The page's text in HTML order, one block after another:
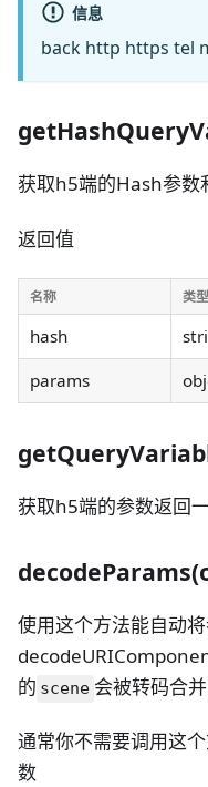
信息
back http https tel
获取h5端的Hash参数
返回值
名称 类型
hash
params
获取h5端的参数返回
使用这个方法能自动
的 scene 会被转码合
通常你不需要调用这
数